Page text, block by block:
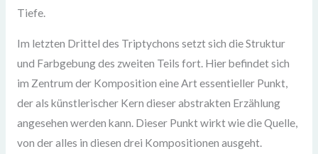
Tiefe.
Im letzten Drittel des Triptychons setzt sich die Struktur
und Farbgebung des zweiten Teils fort. Hier befindet sich
im Zentrum der Komposition eine Art essentieller Punkt,
der als künstlerischer Kern dieser abstrakten Erzählung
angesehen werden kann. Dieser Punkt wirkt wie die Quelle,
von der alles in diesen drei Kompositionen ausgeht.